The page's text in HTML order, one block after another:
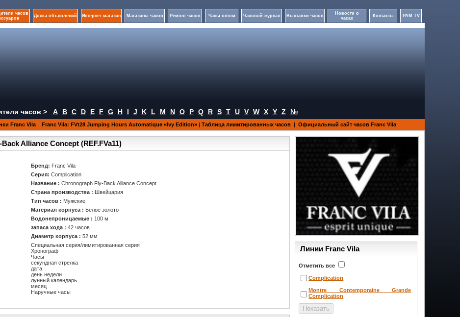
часов
Доска объявлений Интернет магазин Магазины часов Ремонт часов Часы оптом Часовой журнал Выставки часов
Новости о
часах
Контакты PAM TV
часов > A B C D E F G H I J K L M N O P Q R S T U V W X Y Z №
Franc Vila | Franc Vila: FVt28 Jumping Hours Automatique «Ivy Edition» | Таблица лимитированных часов | Официальный сайт часов Franc Vila
Alliance Concept (REF.FVa11)
Бренд: Franc Vila
Серия:Complication
Название :Chronograph Fly-Back Alliance Concept
Страна производства :
Швейцария
Тип часов : Мужские
Материал корпуса : Белое золото
Водонепроницаемые : 100 м
запаса хода :42 часов
Диаметр корпуса :52 мм
Специальная серия/лимитированная серия
Хронограф
Часы
секундная стрелка
дата
день недели
лунный календарь
месяц
Наручные часы
Линии Franc Vila
Отметить все
Complication
Montre Contemporaine Grande
Complication